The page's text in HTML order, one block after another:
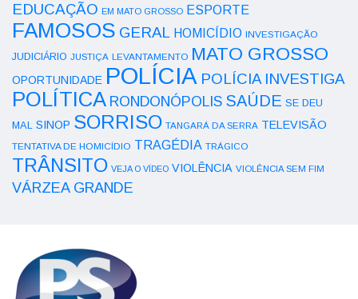
EDUCAÇÃO EM MATO GROSSO ESPORTE
FAMOSOS GERAL HOMICÍDIO INVESTIGAÇÃO
JUDICIÁRIO JUSTIÇA LEVANTAMENTO MATO GROSSO
OPORTUNIDADE POLÍCIA POLÍCIA INVESTIGA
POLÍTICA RONDONÓPOLIS SAÚDE SE DEU
MAL SINOP SORRISO TANGARÁ DA SERRA TELEVISÃO
TENTATIVA DE HOMICÍDIO TRAGÉDIA TRÁGICO
TRÂNSITO VEJA O VÍDEO VIOLÊNCIA VIOLÊNCIA SEM FIM
VÁRZEA GRANDE